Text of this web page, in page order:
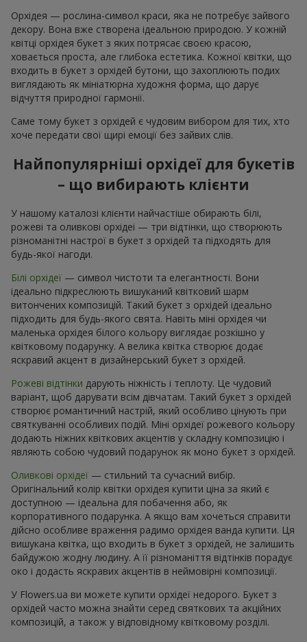
Орхідея — рослина-символ краси, яка не потребує зайвого
декору. Вона вже створена ідеальною природою. У кожній
квітці орхідея букет з яких потрясає своєю красою,
ховається проста, але глибока естетика. Кожної квітки, що
входить в букет з орхідей бутони, що захоплюють подих
виглядають як мініатюрна художня форма, що дарує
відчуття природної гармонії.
Саме тому букет з орхідей є чудовим вибором для тих, хто
хоче передати свої щирі емоції без зайвих слів.
Найпопулярніші орхідеї для букетів
– що вибирають клієнти
У нашому каталозі клієнти найчастіше обирають білі,
рожеві та оливкові орхідеі — три відтінки, що створюють
різноманітні настрої в букет з орхідей та підходять для
будь-якої нагоди.
Білі орхідеї — символ чистоти та елегантності. Вони
ідеально підкреслюють вишуканий квітковий шарм
витончених композицій. Такий букет з орхідей ідеально
підходить для будь-якого свята. Навіть міні орхідея чи
маленька орхідея білого кольору виглядає розкішно у
квітковому подарунку. А велика квітка створює додає
яскравий акцент в дизайнерський букет з орхідей.
Рожеві відтінки дарують ніжність і теплоту. Це чудовий
варіант, щоб дарувати всім дівчатам. Такий букет з орхідей
створює романтичний настрій, який особливо цінують при
святкуванні особливих подій. Міні орхідеї рожевого кольору
додають ніжних квіткових акцентів у складну композицію і
являють собою чудовий подарунок як моно букет з орхідей.
Оливкові орхідеї — стильний та сучасний вибір.
Оригінальний колір квітки орхідея купити ціна за який є
доступною — ідеальна для побачення або, як
корпоративного подарунка. А якщо вам хочеться справити
дійсно особливе враження радимо орхідея ванда купити. Ця
вишукана квітка, що входить в букет з орхідей, не залишить
байдужою жодну людину. А її різноманіття відтінків порадує
око і додасть яскравих акцентів в неймовірні композиції.
У Flowers.ua ви можете купити орхідеї недорого. Букет з
орхідей часто можна знайти серед святкових та акційних
композицій, а також у відповідному квітковому розділі.